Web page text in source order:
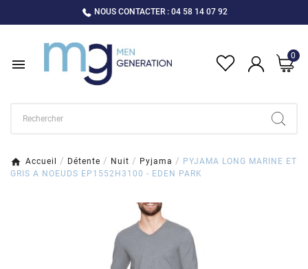
NOUS CONTACTER : 04 58 14 07 92

0
Accueil Détente Nuit Pyjama
PYJAMA LONG MARINE ET
GRIS A NOEUDS EP1552H3100 - EDEN PARK